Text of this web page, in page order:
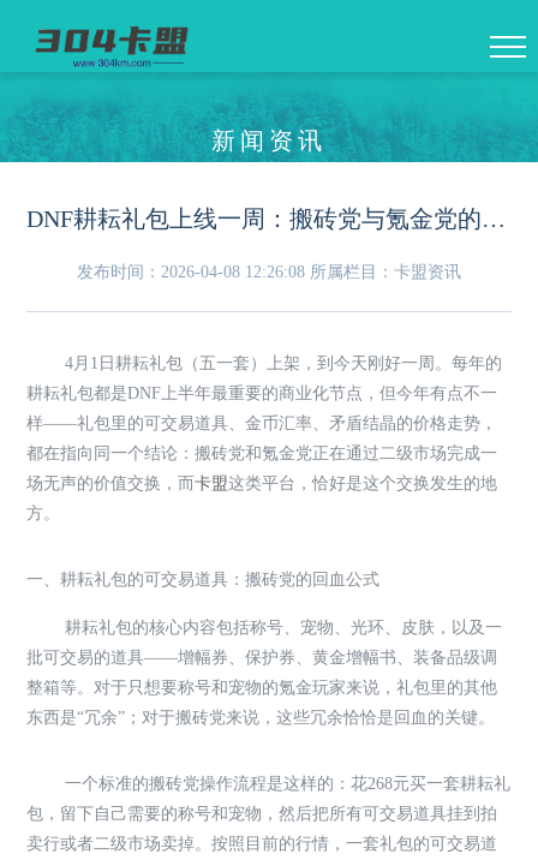
新闻资讯
DNF耕耘礼包上线一周：搬砖党与氪金党的两条平行线，正在通过同一个市场交汇
发布时间：2026-04-08 12:26:08 所属栏目：卡盟资讯
4月1日耕耘礼包（五一套）上架，到今天刚好一周。每年的
耕耘礼包都是DNF上半年最重要的商业化节点，但今年有点不一
样——礼包里的可交易道具、金币汇率、矛盾结晶的价格走势，
都在指向同一个结论：搬砖党和氪金党正在通过二级市场完成一
场无声的价值交换，而卡盟这类平台，恰好是这个交换发生的地
方。
一、耕耘礼包的可交易道具：搬砖党的回血公式
耕耘礼包的核心内容包括称号、宠物、光环、皮肤，以及一
批可交易的道具——增幅券、保护券、黄金增幅书、装备品级调
整箱等。对于只想要称号和宠物的氪金玩家来说，礼包里的其他
东西是“冗余”；对于搬砖党来说，这些冗余恰恰是回血的关键。
一个标准的搬砖党操作流程是这样的：花268元买一套耕耘礼
包，留下自己需要的称号和宠物，然后把所有可交易道具挂到拍
卖行或者二级市场卖掉。按照目前的行情，一套礼包的可交易道